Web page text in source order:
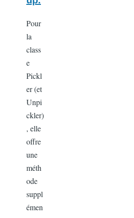
Pour
la
class
e
Pickl
er (et
Unpi
ckler)
, elle
offre
une
méth
ode
suppl
émen